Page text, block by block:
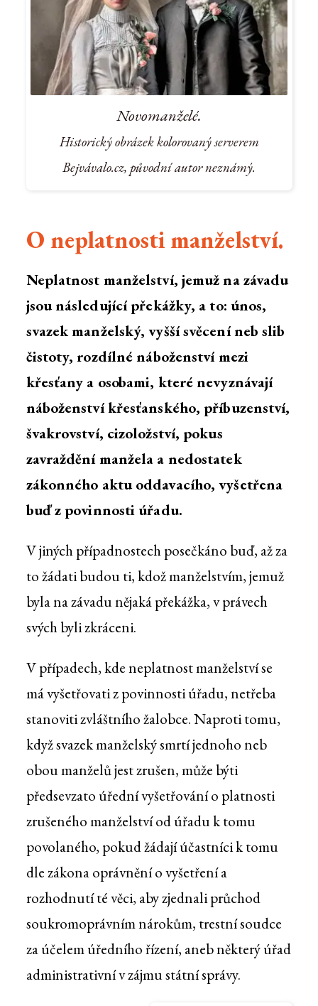
Novomanželé.
Historický obrázek kolorovaný serverem
Bejvávalo.cz, původní autor neznámý.
O neplatnosti manželství.
Neplatnost manželství, jemuž na závadu
jsou následující překážky, a to: únos,
svazek manželský, vyšší svěcení neb slib
čistoty, rozdílné náboženství mezi
křesťany a osobami, které nevyznávají
náboženství křesťanského, příbuzenství,
švakrovství, cizoložství, pokus
zavraždění manžela a nedostatek
zákonného aktu oddavacího, vyšetřena
buď z povinnosti úřadu.
V jiných případnostech posečkáno buď, až za
to žádati budou ti, kdož manželstvím, jemuž
byla na závadu nějaká překážka, v právech
svých byli zkráceni.
V případech, kde neplatnost manželství se
má vyšetřovati z povinnosti úřadu, netřeba
stanoviti zvláštního žalobce. Naproti tomu,
když svazek manželský smrtí jednoho neb
obou manželů jest zrušen, může býti
předsevzato úřední vyšetřování o platnosti
zrušeného manželství od úřadu k tomu
povolaného, pokud žádají účastníci k tomu
dle zákona oprávnění o vyšetření a
rozhodnutí té věci, aby zjednali průchod
soukromoprávním nárokům, trestní soudce
za účelem úředního řízení, aneb některý úřad
administrativní v zájmu státní správy.